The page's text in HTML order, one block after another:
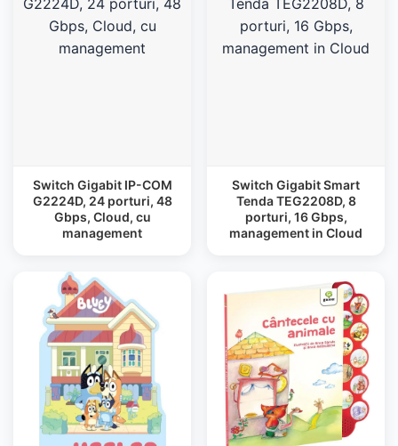
Switch Gigabit IP-COM
G2224D, 24 porturi, 48
Gbps, Cloud, cu
management
Switch Gigabit Smart
Tenda TEG2208D, 8
porturi, 16 Gbps,
management in Cloud